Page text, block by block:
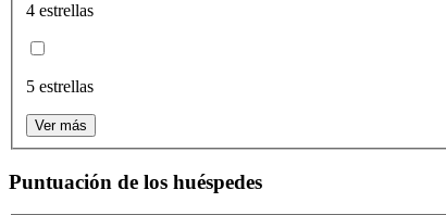
4 estrellas
5 estrellas
Ver más
Puntuación de los huéspedes